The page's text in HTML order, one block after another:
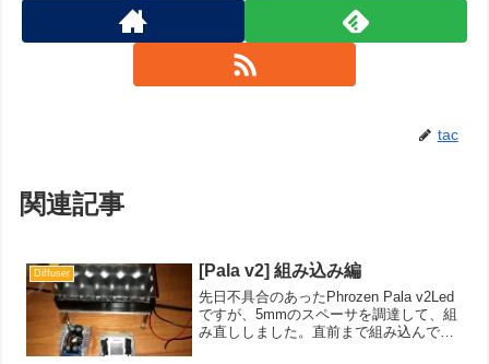
tac
関連記事
Diffuser [Pala v2] 組み込み編
先日不具合のあったPhrozen Pala v2Led
ですが、5mmのスペーサを調達して、組
み直ししました。直前まで組み込んでい